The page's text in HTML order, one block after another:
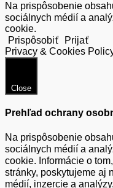
Na prispôsobenie
sociálnych médií a
cookie.
Prispôsobiť
Prijať
Privacy & Cookies
Close
Prehľad ochrany
Na prispôsobenie
sociálnych médií a
cookie. Informácie o
stránky, poskytujeme aj
médií, inzercie a